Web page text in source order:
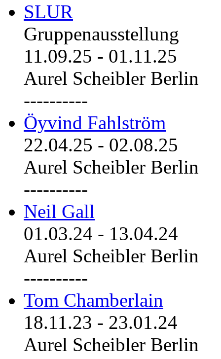
SLUR
Gruppenausstellung
11.09.25 - 01.11.25
Aurel Scheibler Berlin
----------
Öyvind Fahlström
22.04.25 - 02.08.25
Aurel Scheibler Berlin
----------
Neil Gall
01.03.24 - 13.04.24
Aurel Scheibler Berlin
----------
Tom Chamberlain
18.11.23 - 23.01.24
Aurel Scheibler Berlin